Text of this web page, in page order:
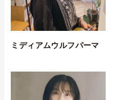
ミディアムウルフパーマ